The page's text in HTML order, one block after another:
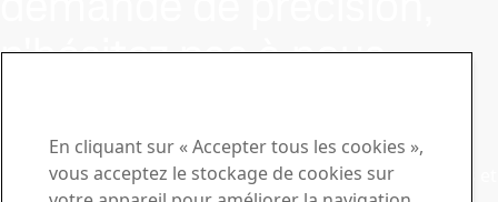
n'hésitez pas à nous
Centre de téléchargement
Recherchez et téléchargez des brochures, des certificats et
En cliquant sur « Accepter tous les cookies »,
vous acceptez le stockage de cookies sur